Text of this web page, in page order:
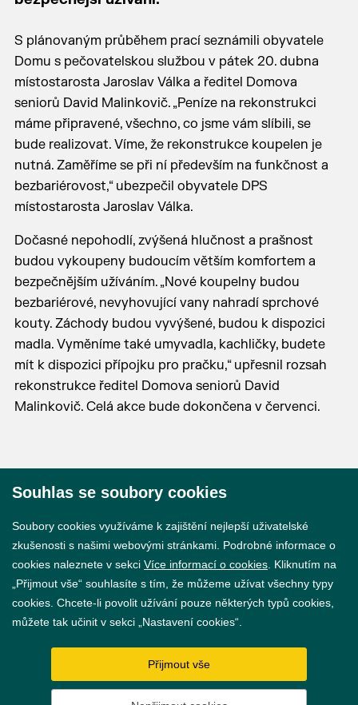
S plánovaným průběhem prací seznámili obyvatele
Domu s pečovatelskou službou v pátek 20. dubna
místostarosta Jaroslav Válka a ředitel Domova
seniorů David Malinkovič. „Peníze na rekonstrukci
máme připravené, všechno, co jsme vám slíbili, se
bude realizovat. Víme, že rekonstrukce koupelen je
nutná. Zaměříme se při ní především na funkčnost a
bezbariérovost,“ ubezpečil obyvatele DPS
místostarosta Jaroslav Válka.
Dočasné nepohodlí, zvýšená hlučnost a prašnost
budou vykoupeny budoucím větším komfortem a
bezpečnějším užíváním. „Nové koupelny budou
bezbariérové, nevyhovující vany nahradí sprchové
kouty. Záchody budou vyvýšené, budou k dispozici
madla. Vyměníme také umyvadla, kachličky, budete
mít k dispozici přípojku pro pračku,“ upřesnil rozsah
rekonstrukce ředitel Domova seniorů David
Malinkovič. Celá akce bude dokončena v červenci.
GDPR
Nastavení cookies
Souhlas se soubory cookies
Soubory cookies využíváme k zajištění nejlepší uživatelské
zkušenosti s našimi webovými stránkami. Podrobné informace o
cookies naleznete v sekci Více informací o cookies . Kliknutím na
„Přijmout vše“ souhlasíte s tím, že můžeme užívat všechny typy
cookies. Chcete-li povolit užívání pouze některých typů cookies,
můžete tak učinit v sekci „Nastavení cookies“.
Přijmout vše